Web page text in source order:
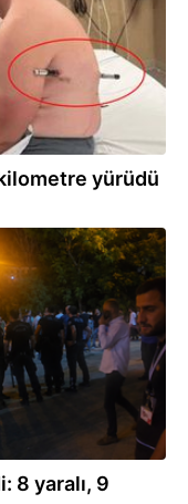
yürüdü
8 yaralı, 9